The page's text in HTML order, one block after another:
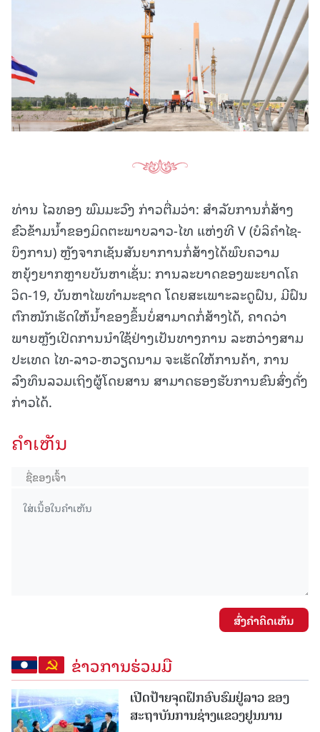
ທ່ານ ໄລທອງ ພົມມະວົງ ກ່າວຕື່ມວ່າ: ສຳລັບການກໍ່ສ້າງ
ຂົວຂ້າມນ້ຳຂອງມິດຕະພາບລາວ-ໄທ ແຫ່ງທີ V (ບໍລິຄໍາໄຊ-
ບຶງການ) ຫຼັງຈາກເຊັນສັນຍາການກໍ່ສ້າງໄດ້ພົບຄວາມ
ຫຍຸ້ງຍາກຫຼາຍບັນຫາເຊັ່ນ: ການລະບາດຂອງພະຍາດໂຄ
ວິດ-19, ບັນຫາໄພທໍາມະຊາດ ໂດຍສະເພາະລະດູຝົນ, ມີຝົນ
ຕົກໜັກເຮັດໃຫ້ນໍ້າຂອງຂຶ້ນບໍ່ສາມາດກໍ່ສ້າງໄດ້, ຄາດວ່າ
ພາຍຫຼັງເປີດການນໍາໃຊ້ຢ່າງເປັນທາງການ ລະຫວ່າງສາມ
ປະເທດ ໄທ-ລາວ-ຫວຽດນາມ ຈະເຮັດໃຫ້ການຄ້າ, ການ
ລົງທຶນລວມເຖິງຜູ້ໂດຍສານ ສາມາດຮອງຮັບການຂົນສົ່ງດັ່ງ
ກ່າວໄດ້.
ຄໍາເຫັນ
ສົ່ງຄໍາຄິດເຫັນ
ຂ່າວການຮ່ວມມື
ເປີດປ້າຍຈຸດຝຶກອົບຮົມຢູ່ລາວ ຂອງ
ສະຖາບັນການຊ່າງແຂວງຢູນນານ